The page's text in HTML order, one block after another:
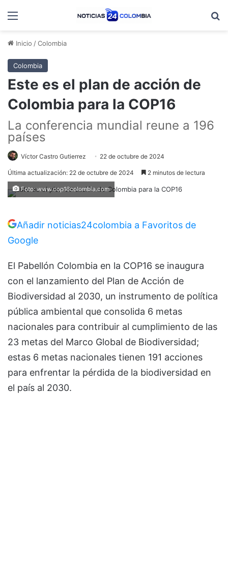
Menú
Inicio /Colombia
Colombia
Este es el plan de acción de
Colombia para la COP16
La conferencia mundial reune a 196
países
Víctor Castro Gutierrez 22 de octubre de 2024
Última actualización: 22 de octubre de 2024 2 minutos de lectura
Foto: www.cop16colombia.com
Añadir noticias24colombia a Favoritos de
Google
El Pabellón Colombia en la COP16 se inaugura
con el lanzamiento del Plan de Acción de
Biodiversidad al 2030, un instrumento de política
pública ambiental que consolida 6 metas
nacionales para contribuir al cumplimiento de las
23 metas del Marco Global de Biodiversidad;
estas 6 metas nacionales tienen 191 acciones
para enfrentar la pérdida de la biodiversidad en
el país al 2030.